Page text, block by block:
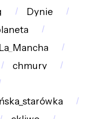
Dynie
chmury